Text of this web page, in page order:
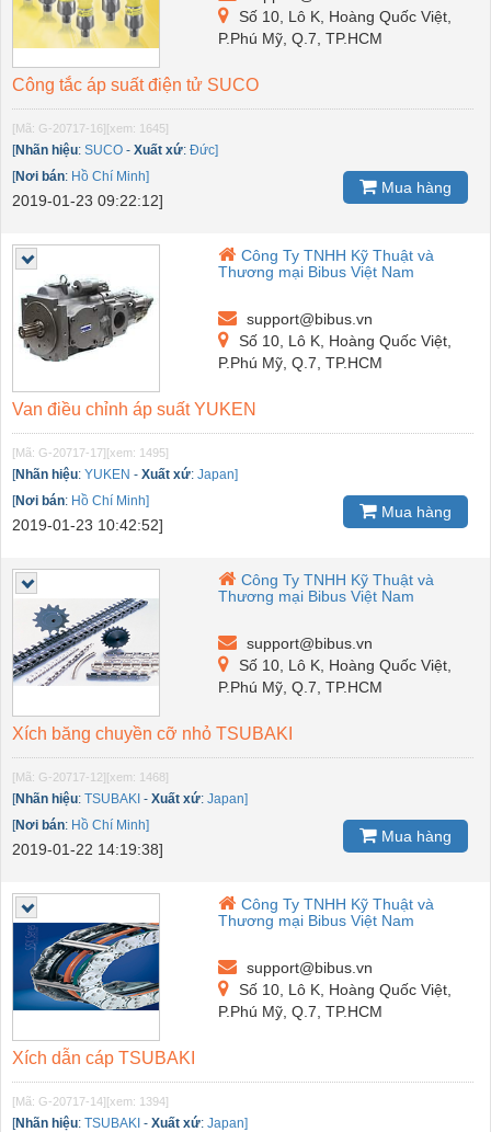
Số 10, Lô K, Hoàng Quốc Việt,
P.Phú Mỹ, Q.7, TP.HCM
Công tắc áp suất điện tử SUCO
[Mã: G-20717-16][xem: 1645]
[Nhãn hiệu: SUCO - Xuất xứ: Đức]
[Nơi bán: Hồ Chí Minh]
2019-01-23 09:22:12]
Mua hàng
Công Ty TNHH Kỹ Thuật và
Thương mại Bibus Việt Nam
support@bibus.vn
Số 10, Lô K, Hoàng Quốc Việt,
P.Phú Mỹ, Q.7, TP.HCM
Van điều chỉnh áp suất YUKEN
[Mã: G-20717-17][xem: 1495]
[Nhãn hiệu: YUKEN - Xuất xứ: Japan]
[Nơi bán: Hồ Chí Minh]
2019-01-23 10:42:52]
Mua hàng
Công Ty TNHH Kỹ Thuật và
Thương mại Bibus Việt Nam
support@bibus.vn
Số 10, Lô K, Hoàng Quốc Việt,
P.Phú Mỹ, Q.7, TP.HCM
Xích băng chuyền cỡ nhỏ TSUBAKI
[Mã: G-20717-12][xem: 1468]
[Nhãn hiệu: TSUBAKI - Xuất xứ: Japan]
[Nơi bán: Hồ Chí Minh]
2019-01-22 14:19:38]
Mua hàng
Công Ty TNHH Kỹ Thuật và
Thương mại Bibus Việt Nam
support@bibus.vn
Số 10, Lô K, Hoàng Quốc Việt,
P.Phú Mỹ, Q.7, TP.HCM
Xích dẫn cáp TSUBAKI
[Mã: G-20717-14][xem: 1394]
[Nhãn hiệu: TSUBAKI - Xuất xứ: Japan]